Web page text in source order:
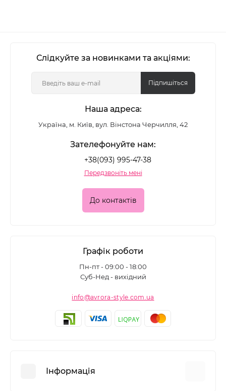
Слідкуйте за новинками та акціями:
Підпишіться
Наша адреса:
Україна, м. Київ, вул. Вінстона Черчилля, 42
Зателефонуйте нам:
+38(093) 995-47-38
Передзвоніть мені
До контактів
Графік роботи
Пн-пт - 09:00 - 18:00
Суб-Нед - вихідний
info@avrora-style.com.ua
Інформація